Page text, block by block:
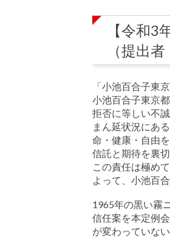
【令和
（提出
「小池百合子東
小池百合子東京
拒否に等しい不
まん延状況にあ
命・健康・自由
信託と期待を裏切
この責任は極め
よって、小池百
1965年の黒い霧
信任案を本定例
が変わっていな